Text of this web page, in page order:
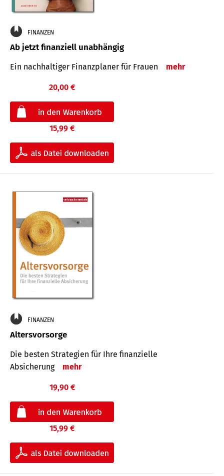
FINANZEN
Ab jetzt finanziell unabhängig
Ein nachhaltiger Finanzplaner für Frauen mehr
20,00 €
15,99 €
FINANZEN
Altersvorsorge
Die besten Strategien für Ihre finanzielle
Absicherung
mehr
19,90 €
15,99 €